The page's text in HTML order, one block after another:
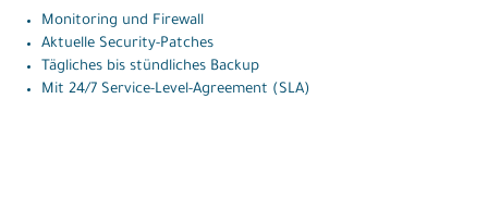
Monitoring und Firewall
Aktuelle Security-Patches
Tägliches bis stündliches Backup
Mit 24/7 Service-Level-Agreement (SLA)